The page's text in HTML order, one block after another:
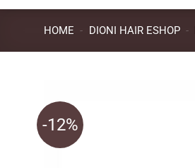
HOME - DIONI HAIR ESHOP -
-12%